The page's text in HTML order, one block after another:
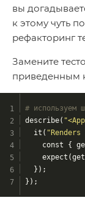
вы
к этому чуть
рефакторинг
Замените
приведенным
#
describe(
  it(
const {
  });
});